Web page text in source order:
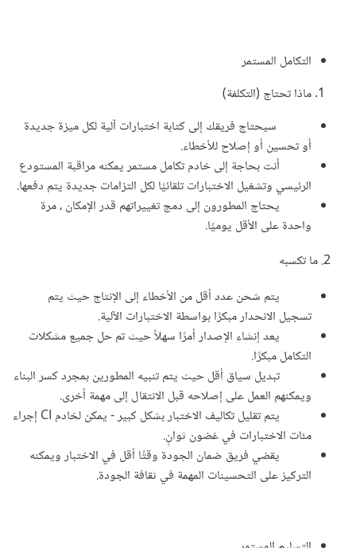
التكامل المستمر
ماذا تحتاج (التكلفة)
سيحتاج فريقك إلى كتابة اختبارات آلية لكل ميزة جديدة
أو تحسين أو إصلاح للأخطاء.
أنت بحاجة إلى خادم تكامل مستمر يمكنه مراقبة المستودع
الرئيسي وتشغيل الاختبارات تلقائيًا لكل التزامات جديدة يتم دفعها.
يحتاج المطورون إلى دمج تغييراتهم قدر الإمكان ، مرة
واحدة على الأقل يوميًا.
يتم شحن عدد أقل من الأخطاء إلى الإنتاج حيث يتم
تسجيل الانحدار مبكرًا بواسطة الاختبارات الآلية.
يعد إنشاء الإصدار أمرًا سهلاً حيث تم حل جميع مشكلات
التكامل مبكرًا.
تبديل سياق أقل حيث يتم تنبيه المطورين بمجرد كسر البناء
ويمكنهم العمل على إصلاحه قبل الانتقال إلى مهمة أخرى.
يتم تقليل تكاليف الاختبار بشكل كبير - يمكن لخادم CI إجراء
مئات الاختبارات في غضون ثوانٍ.
يقضي فريق ضمان الجودة وقتًا أقل في الاختبار ويمكنه
التركيز على التحسينات المهمة في ثقافة الجودة.